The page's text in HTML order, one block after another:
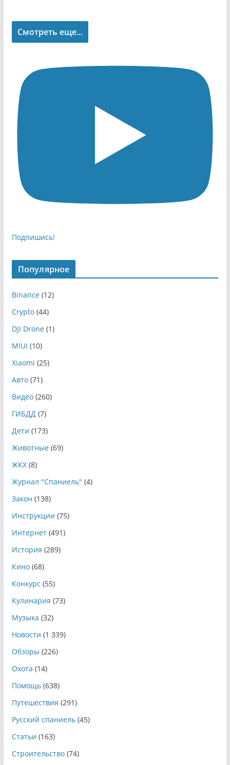
Смотреть еще...
Подпишись!
Популярное
Binance(12)
Crypto(44)
DJI Drone(1)
MIUI (10)
Xiaomi (25)
Авто(71)
Видео(260)
ГИБДД(7)
Дети (173)
Животные(69)
ЖКХ(8)
Журнал "Спаниель" (4)
Закон (138)
Инструкции (75)
Интернет(491)
История (289)
Кино(68)
Конкурс (55)
Кулинария (73)
Музыка (32)
Новости (1 339)
Обзоры (226)
Охота (14)
Помощь(638)
Путешествия (291)
Русский спаниель(45)
Статьи (163)
Строительство(74)